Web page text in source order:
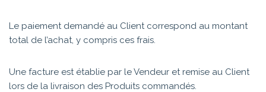
Le paiement demandé au Client correspond au montant
total de l’achat, y compris ces frais.
Une facture est établie par le Vendeur et remise au Client
lors de la livraison des Produits commandés.